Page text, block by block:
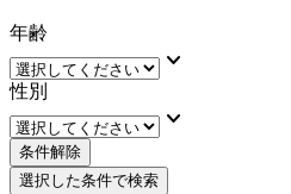
年齢
keyboard_arrow_down
性別
keyboard_arrow_down
条件解除
選択した条件で検索